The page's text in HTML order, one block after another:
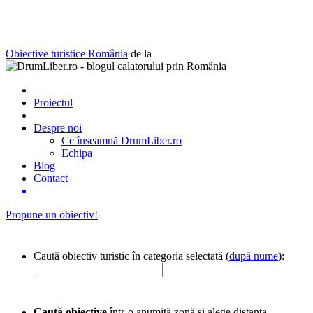
Obiective turistice România de la
Proiectul
Despre noi
Ce înseamnă DrumLiber.ro
Echipa
Blog
Contact
Propune un obiectiv!
Caută obiectiv turistic în categoria selectată (după nume):